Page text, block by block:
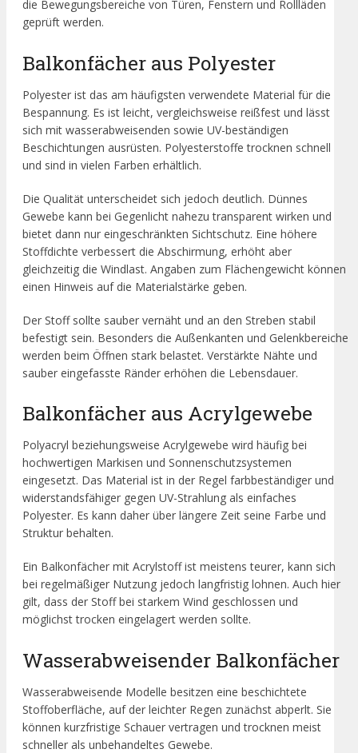
die Bewegungsbereiche von Türen, Fenstern und Rollläden
geprüft werden.
Balkonfächer aus Polyester
Polyester ist das am häufigsten verwendete Material für die
Bespannung. Es ist leicht, vergleichsweise reißfest und lässt
sich mit wasserabweisenden sowie UV-beständigen
Beschichtungen ausrüsten. Polyesterstoffe trocknen schnell
und sind in vielen Farben erhältlich.
Die Qualität unterscheidet sich jedoch deutlich. Dünnes
Gewebe kann bei Gegenlicht nahezu transparent wirken und
bietet dann nur eingeschränkten Sichtschutz. Eine höhere
Stoffdichte verbessert die Abschirmung, erhöht aber
gleichzeitig die Windlast. Angaben zum Flächengewicht können
einen Hinweis auf die Materialstärke geben.
Der Stoff sollte sauber vernäht und an den Streben stabil
befestigt sein. Besonders die Außenkanten und Gelenkbereiche
werden beim Öffnen stark belastet. Verstärkte Nähte und
sauber eingefasste Ränder erhöhen die Lebensdauer.
Balkonfächer aus Acrylgewebe
Polyacryl beziehungsweise Acrylgewebe wird häufig bei
hochwertigen Markisen und Sonnenschutzsystemen
eingesetzt. Das Material ist in der Regel farbbeständiger und
widerstandsfähiger gegen UV-Strahlung als einfaches
Polyester. Es kann daher über längere Zeit seine Farbe und
Struktur behalten.
Ein Balkonfächer mit Acrylstoff ist meistens teurer, kann sich
bei regelmäßiger Nutzung jedoch langfristig lohnen. Auch hier
gilt, dass der Stoff bei starkem Wind geschlossen und
möglichst trocken eingelagert werden sollte.
Wasserabweisender Balkonfächer
Wasserabweisende Modelle besitzen eine beschichtete
Stoffoberfläche, auf der leichter Regen zunächst abperlt. Sie
können kurzfristige Schauer vertragen und trocknen meist
schneller als unbehandeltes Gewebe.